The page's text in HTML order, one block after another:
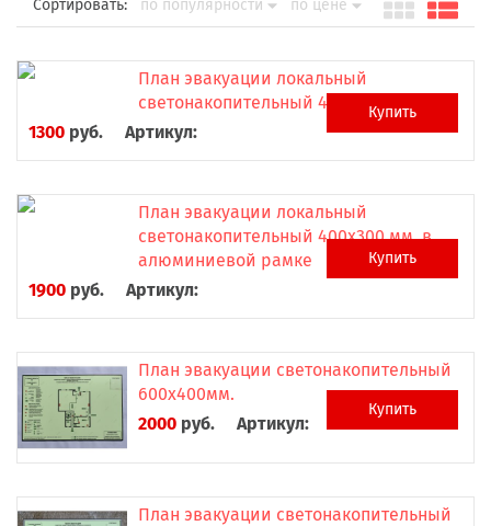
Сортировать: по популярности по цене
План эвакуации локальный
светонакопительный 400х300мм.
1300 руб. Артикул:
Купить
План эвакуации локальный
светонакопительный 400х300 мм. в
алюминиевой рамке
1900 руб. Артикул:
Купить
План эвакуации светонакопительный
600х400мм.
2000 руб. Артикул:
Купить
План эвакуации светонакопительный